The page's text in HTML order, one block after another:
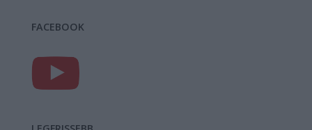
FACEBOOK